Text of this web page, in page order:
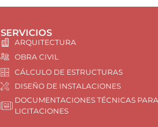
SERVICIOS
ARQUITECTURA
OBRA CIVIL
CÁLCULO DE ESTRUCTURAS
DISEÑO DE INSTALACIONES
DOCUMENTACIONES TÉCNICAS PARA
LICITACIONES